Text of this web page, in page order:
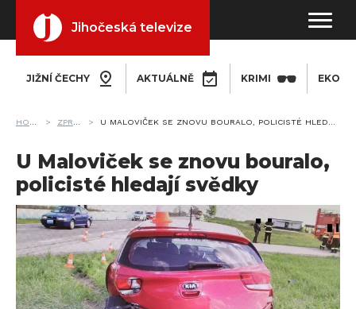
Jihočeská televize
JIŽNÍ ČECHY AKTUÁLNĚ KRIMI
HOME ZPRÁVY U MALOVIČEK SE ZNOVU BOURALO, POLICISTÉ HLEDAJÍ SVĚDKY
U Maloviček se znovu bouralo,
policisté hledají svědky